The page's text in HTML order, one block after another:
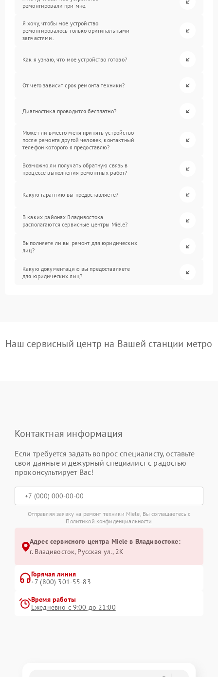
ремонтировали при мне.
Я хочу, чтобы мое устройство
ремонтировалось только оригинальными
запчастями.
Как я узнаю, что мое устройство готово?
От чего зависит срок ремонта техники?
Диагностика проводится бесплатно?
Может ли вместо меня принять устройство
после ремонта другой человек, контактный
телефон которого я предоставлю?
Возможно ли получать обратную связь в
процессе выполнения ремонтных работ?
Какую гарантию вы предоставляете?
В каких районах Владивостока
располагаются сервисные центры Miele?
Выполняете ли вы ремонт для юридических
лиц?
Какую документацию вы предоставляете
для юридических лиц?
Наш сервисный центр на Вашей станции метро
Контактная информация
Если требуется задать вопрос специалисту, оставьте
свои данные и дежурный специалист с радостью
проконсультирует Вас!
Отправляя заявку на ремонт техники Miele, Вы соглашаетесь с
Политикой конфиденциальности
Адрес сервисного центра Miele в Владивостоке:
г. Владивосток, Русская ул., 2К
Горячая линия
+7 (800) 301-55-83
Время работы
Ежедневно с 9:00 до 21:00